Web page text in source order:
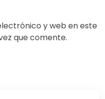
y web en este
que comente.